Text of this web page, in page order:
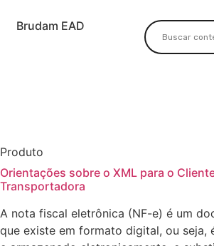
Brudam EAD
Produto
Orientações sobre o XML para o
Transportadora
A nota fiscal eletrônica (NF-e) é um
que existe em formato digital, ou seja,